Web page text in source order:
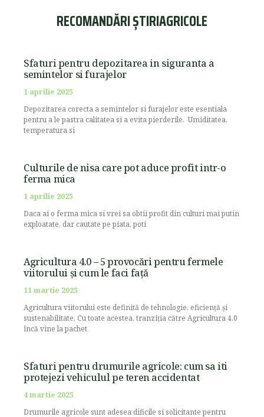
RECOMANDĂRI ȘTIRIAGRICOLE
Sfaturi pentru depozitarea in siguranta a
semintelor si furajelor
1 aprilie 2025
Depozitarea corecta a semintelor si furajelor este esentiala
pentru a le pastra calitatea si a evita pierderile. Umiditatea,
temperatura si
Culturile de nisa care pot aduce profit intr-o
ferma mica
1 aprilie 2025
Daca ai o ferma mica si vrei sa obtii profit din culturi mai putin
exploatate, dar cautate pe piata, poti
Agricultura 4.0 – 5 provocări pentru fermele
viitorului și cum le faci față
11 martie 2025
Agricultura viitorului este definită de tehnologie, eficiență și
sustenabilitate. Cu toate acestea, tranziția către Agricultura 4.0
încă vine la pachet
Sfaturi pentru drumurile agricole: cum sa iti
protejezi vehiculul pe teren accidentat
4 martie 2025
Drumurile agricole sunt adesea dificile si solicitante pentru